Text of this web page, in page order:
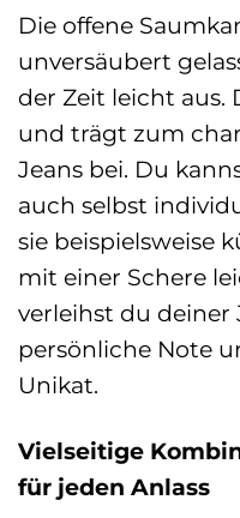
Die offene
unversäubert
der Zeit leicht aus.
und trägt zum
Jeans bei. Du
auch selbst
sie beispielsweise
mit einer Schere
verleihst du deiner
persönliche Note
Unikat.
Vielseitige
für jeden Anlass